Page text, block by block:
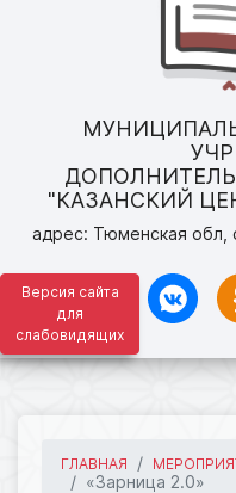
Версия сайта
для
слабовидящих
"КАЗАНСКИЙ
адрес: Тюменская обл,
ГЛАВНАЯ
«Зарница 2.0»